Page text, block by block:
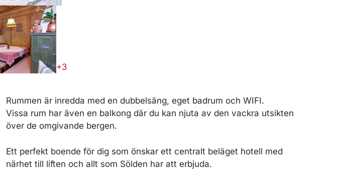
+3
Rummen är inredda med en dubbelsäng, eget badrum och WIFI.
Vissa rum har även en balkong där du kan njuta av den vackra utsikten
över de omgivande bergen.
Ett perfekt boende för dig som önskar ett centralt beläget hotell med
närhet till liften och allt som Sölden har att erbjuda.